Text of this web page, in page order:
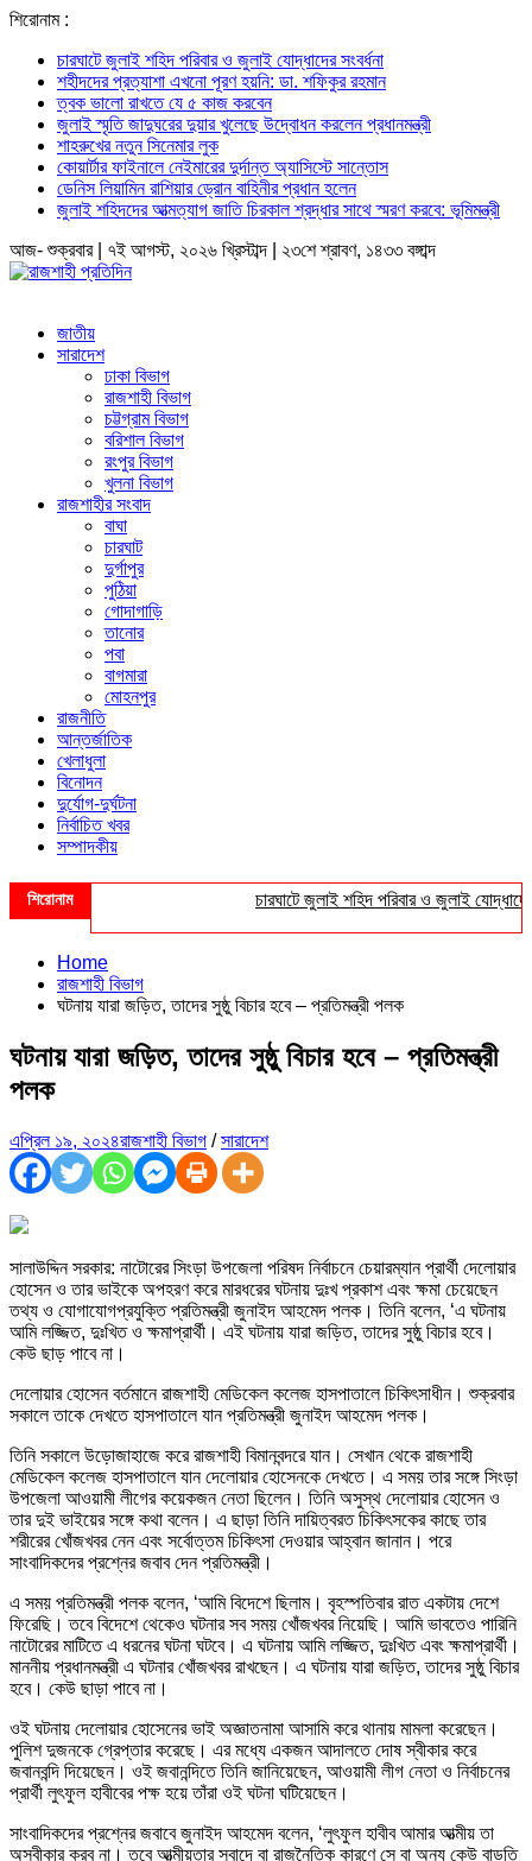
শিরোনাম :
চারঘাটে জুলাই শহিদ পরিবার ও জুলাই যোদ্ধাদের সংবর্ধনা
শহীদদের প্রত্যাশা এখনো পূরণ হয়নি: ডা. শফিকুর রহমান
ত্বক ভালো রাখতে যে ৫ কাজ করবেন
জুলাই স্মৃতি জাদুঘরের দুয়ার খুলেছে উদ্বোধন করলেন প্রধানমন্ত্রী
শাহরুখের নতুন সিনেমার লুক
কোয়ার্টার ফাইনালে নেইমারের দুর্দান্ত অ্যাসিস্টে সান্তোস
ডেনিস লিয়ামিন রাশিয়ার ড্রোন বাহিনীর প্রধান হলেন
জুলাই শহিদদের আত্মত্যাগ জাতি চিরকাল শ্রদ্ধার সাথে স্মরণ করবে: ভূমিমন্ত্রী
আজ- শুক্রবার | ৭ই আগস্ট, ২০২৬ খ্রিস্টাব্দ | ২৩শে শ্রাবণ, ১৪৩৩ বঙ্গাব্দ
জাতীয়
সারাদেশ
ঢাকা বিভাগ
রাজশাহী বিভাগ
চট্টগ্রাম বিভাগ
বরিশাল বিভাগ
রংপুর বিভাগ
খুলনা বিভাগ
রাজশাহীর সংবাদ
বাঘা
চারঘাট
দুর্গাপুর
পুঠিয়া
গোদাগাড়ি
তানোর
পবা
বাগমারা
মোহনপুর
রাজনীতি
আন্তর্জাতিক
খেলাধুলা
বিনোদন
দুর্যোগ-দুর্ঘটনা
নির্বাচিত খবর
সম্পাদকীয়
শিরোনাম চারঘাটে জুলাই শহিদ পরিবার ও জুলাই যোদ্ধাদের
Home
রাজশাহী বিভাগ
ঘটনায় যারা জড়িত, তাদের সুষ্ঠু বিচার হবে – প্রতিমন্ত্রী পলক
ঘটনায় যারা জড়িত, তাদের সুষ্ঠু বিচার হবে – প্রতিমন্ত্রী
পলক
এপ্রিল ১৯, ২০২৪রাজশাহী বিভাগ /সারাদেশ
সালাউদ্দিন সরকার: নাটোরের সিংড়া উপজেলা পরিষদ নির্বাচনে চেয়ারম্যান প্রার্থী দেলোয়ার
হোসেন ও তার ভাইকে অপহরণ করে মারধরের ঘটনায় দুঃখ প্রকাশ এবং ক্ষমা চেয়েছেন
তথ্য ও যোগাযোগপ্রযুক্তি প্রতিমন্ত্রী জুনাইদ আহমেদ পলক। তিনি বলেন, ‘এ ঘটনায়
আমি লজ্জিত, দুঃখিত ও ক্ষমাপ্রার্থী। এই ঘটনায় যারা জড়িত, তাদের সুষ্ঠু বিচার হবে।
কেউ ছাড় পাবে না।
দেলোয়ার হোসেন বর্তমানে রাজশাহী মেডিকেল কলেজ হাসপাতালে চিকিৎসাধীন। শুক্রবার
সকালে তাকে দেখতে হাসপাতালে যান প্রতিমন্ত্রী জুনাইদ আহমেদ পলক।
তিনি সকালে উড়োজাহাজে করে রাজশাহী বিমানবন্দরে যান। সেখান থেকে রাজশাহী
মেডিকেল কলেজ হাসপাতালে যান দেলোয়ার হোসেনকে দেখতে। এ সময় তার সঙ্গে সিংড়া
উপজেলা আওয়ামী লীগের কয়েকজন নেতা ছিলেন। তিনি অসুস্থ দেলোয়ার হোসেন ও
তার দুই ভাইয়ের সঙ্গে কথা বলেন। এ ছাড়া তিনি দায়িত্বরত চিকিৎসকের কাছে তার
শরীরের খোঁজখবর নেন এবং সর্বোত্তম চিকিৎসা দেওয়ার আহ্বান জানান। পরে
সাংবাদিকদের প্রশ্নের জবাব দেন প্রতিমন্ত্রী।
এ সময় প্রতিমন্ত্রী পলক বলেন, ‘আমি বিদেশে ছিলাম। বৃহস্পতিবার রাত একটায় দেশে
ফিরেছি। তবে বিদেশে থেকেও ঘটনার সব সময় খোঁজখবর নিয়েছি। আমি ভাবতেও পারিনি
নাটোরের মাটিতে এ ধরনের ঘটনা ঘটবে। এ ঘটনায় আমি লজ্জিত, দুঃখিত এবং ক্ষমাপ্রার্থী।
মাননীয় প্রধানমন্ত্রী এ ঘটনার খোঁজখবর রাখছেন। এ ঘটনায় যারা জড়িত, তাদের সুষ্ঠু বিচার
হবে। কেউ ছাড়া পাবে না।
ওই ঘটনায় দেলোয়ার হোসেনের ভাই অজ্ঞাতনামা আসামি করে থানায় মামলা করেছেন।
পুলিশ দুজনকে গ্রেপ্তার করেছে। এর মধ্যে একজন আদালতে দোষ স্বীকার করে
জবানবন্দি দিয়েছেন। ওই জবানন্দিতে তিনি জানিয়েছেন, আওয়ামী লীগ নেতা ও নির্বাচনের
প্রার্থী লুৎফুল হাবীবের পক্ষ হয়ে তাঁরা ওই ঘটনা ঘটিয়েছেন।
সাংবাদিকদের প্রশ্নের জবাবে জুনাইদ আহমেদ বলেন, ‘লুৎফুল হাবীব আমার আত্মীয় তা
অস্বীকার করব না। তবে আত্মীয়তার সুবাদে বা রাজনৈতিক কারণে সে বা অন্য কেউ বাড়তি